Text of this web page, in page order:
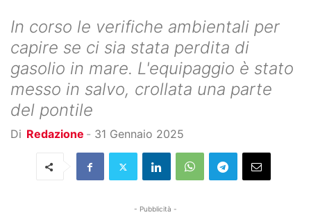
In corso le verifiche ambientali per
capire se ci sia stata perdita di
gasolio in mare. L'equipaggio è stato
messo in salvo, crollata una parte
del pontile
Di Redazione - 31 Gennaio 2025
- Pubblicità -